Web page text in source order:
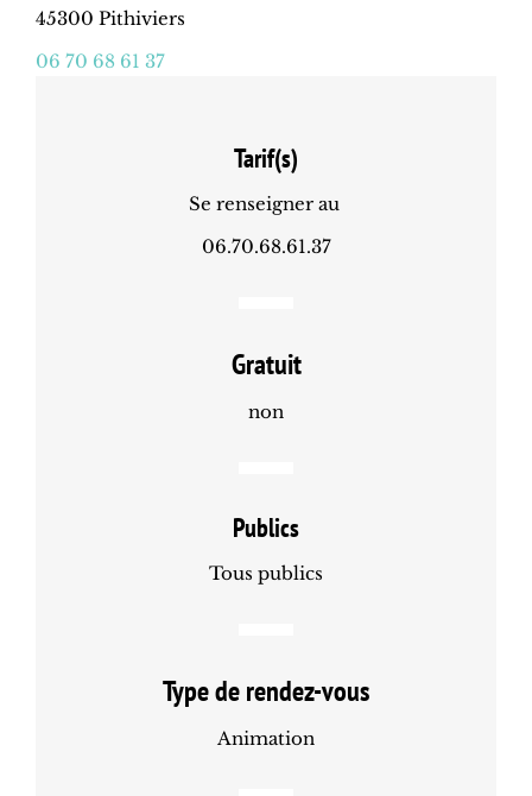
45300 Pithiviers
06 70 68 61 37
Tarif(s)
Se renseigner au
06.70.68.61.37
Gratuit
non
Publics
Tous publics
Type de rendez-vous
Animation